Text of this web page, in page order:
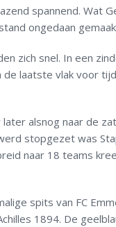
spannend. Wat
ongedaan
zich snel. In een
laatste vlak voor
alsnog naar de
stopgezet was
naar 18 teams
spits van FC
1894. De